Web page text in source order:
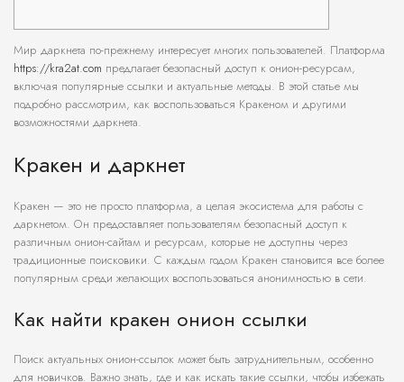
Мир даркнета по-прежнему интересует многих пользователей. Платформа
https://kra2at.com предлагает безопасный доступ к онион-ресурсам,
включая популярные ссылки и актуальные методы. В этой статье мы
подробно рассмотрим, как воспользоваться Кракеном и другими
возможностями даркнета.
Кракен и даркнет
Кракен — это не просто платформа, а целая экосистема для работы с
даркнетом. Он предоставляет пользователям безопасный доступ к
различным онион-сайтам и ресурсам, которые не доступны через
традиционные поисковики. С каждым годом Кракен становится все более
популярным среди желающих воспользоваться анонимностью в сети.
Как найти кракен онион ссылки
Поиск актуальных онион-ссылок может быть затруднительным, особенно
для новичков. Важно знать, где и как искать такие ссылки, чтобы избежать